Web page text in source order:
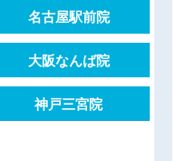
名古屋駅前院
大阪なんば院
神戸三宮院